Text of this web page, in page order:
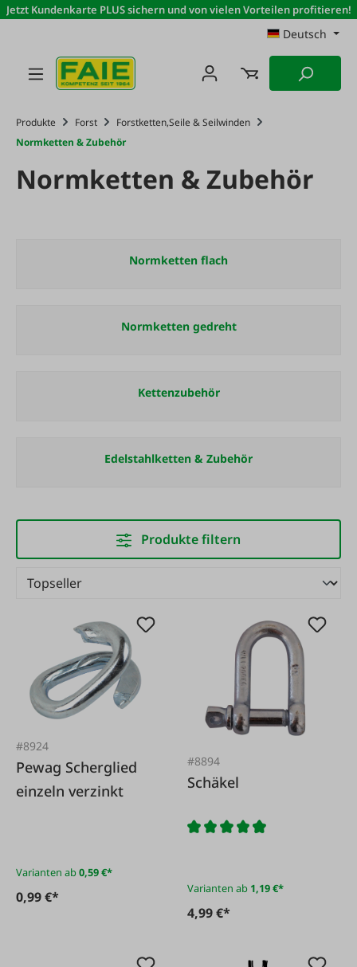
Zum Hauptinhalt springen
Jetzt Kundenkarte PLUS sichern und von vielen Vorteilen profitieren!
Deutsch
Produkte Forst
Forstketten,Seile & Seilwinden
Normketten & Zubehör
Normketten & Zubehör
Normketten flach
Normketten gedreht
Kettenzubehör
Edelstahlketten & Zubehör
Produkte filtern
#8924
Pewag Scherglied
einzeln verzinkt
Varianten ab0,59 €*
0,99 €*
#8894
Schäkel
Varianten ab 1,19 €*
4,99 €*